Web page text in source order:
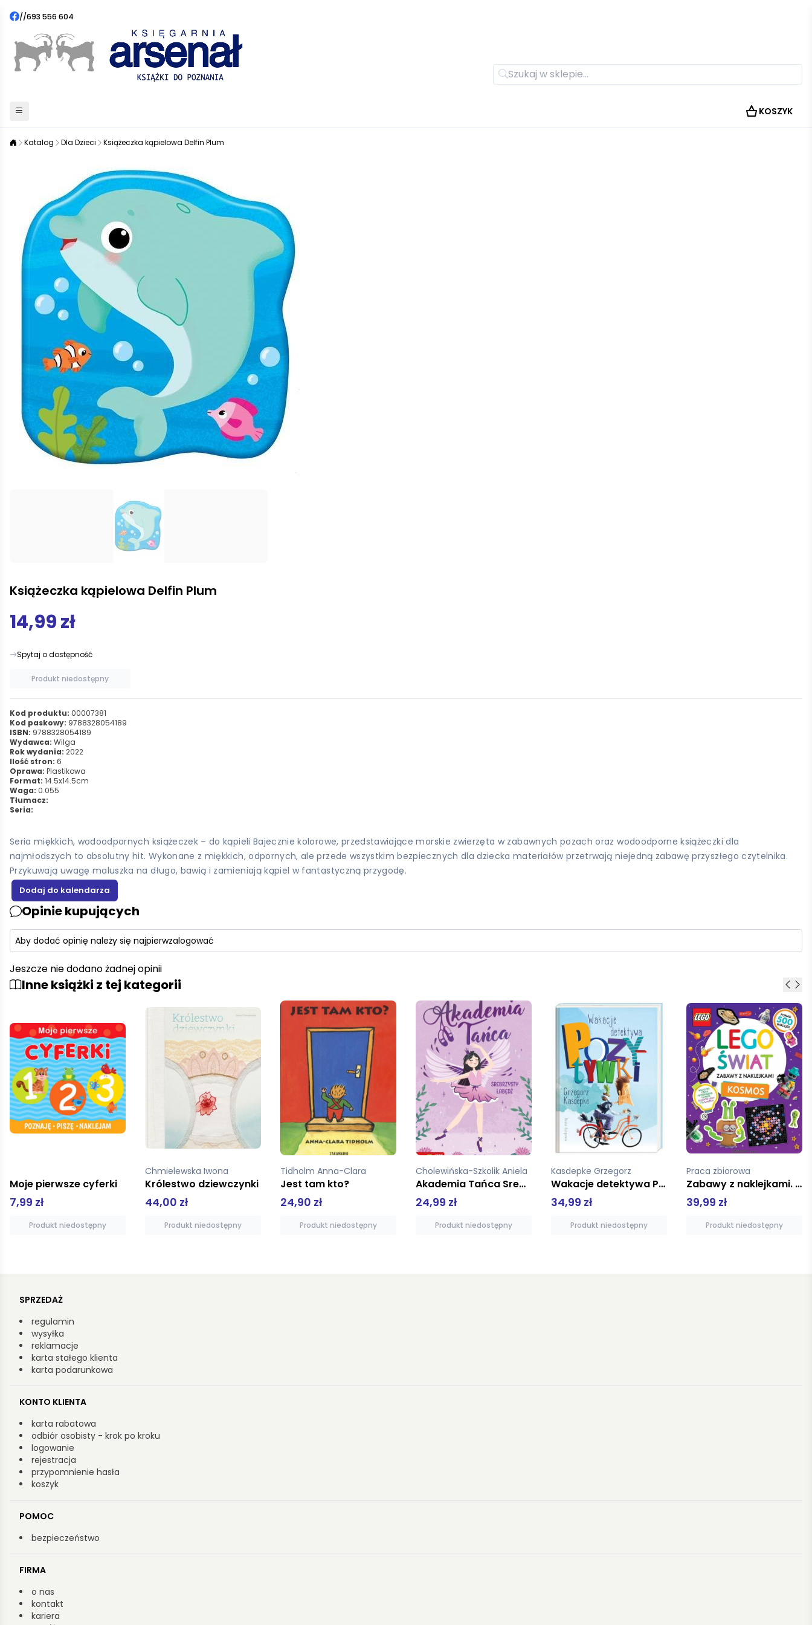
//693 556 604
KOSZYK
Katalog Dla Dzieci Książeczka kąpielowa Delfin Plum
Książeczka kąpielowa Delfin Plum
14,99 zł
Spytaj o dostępność
Produkt niedostępny
Kod produktu: 00007381
Kod paskowy: 9788328054189
ISBN: 9788328054189
Wydawca: Wilga
Rok wydania: 2022
Ilość stron: 6
Oprawa: Plastikowa
Format: 14.5x14.5cm
Waga: 0.055
Tłumacz:
Seria:
Seria miękkich, wodoodpornych książeczek – do kąpieli Bajecznie kolorowe, przedstawiające morskie zwierzęta w zabawnych pozach oraz wodoodporne książeczki dla
najmłodszych to absolutny hit. Wykonane z miękkich, odpornych, ale przede wszystkim bezpiecznych dla dziecka materiałów przetrwają niejedną zabawę przyszłego czytelnika.
Przykuwają uwagę maluszka na długo, bawią i zamieniają kąpiel w fantastyczną przygodę.
Opinie kupujących
Aby dodać opinię należy się najpierwzalogować
Jeszcze nie dodano żadnej opinii
Inne książki z tej kategorii
Moje pierwsze cyferki
7,99 zł
Produkt niedostępny
Chmielewska Iwona
Królestwo dziewczynki
44,00 zł
Produkt niedostępny
Tidholm Anna-Clara
Jest tam kto?
24,90 zł
Produkt niedostępny
Cholewińska-Szkolik Aniela
Akademia Tańca Srebrzysty łabędź
24,99 zł
Produkt niedostępny
Kasdepke Grzegorz
Wakacje detektywa Pozytywki
34,99 zł
Produkt niedostępny
Praca zbiorowa
Zabawy z naklejkami. Kosmos. LEGO
39,99 zł
Produkt niedostępny
SPRZEDAŻ
regulamin
wysyłka
reklamacje
karta stałego klienta
karta podarunkowa
KONTO KLIENTA
karta rabatowa
odbiór osobisty - krok po kroku
logowanie
rejestracja
przypomnienie hasła
koszyk
POMOC
bezpieczeństwo
FIRMA
o nas
kontakt
kariera